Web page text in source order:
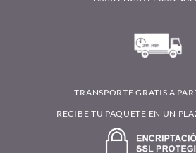
TRANSPORTE GRATIS A
RECIBE TU PAQUETE EN UN